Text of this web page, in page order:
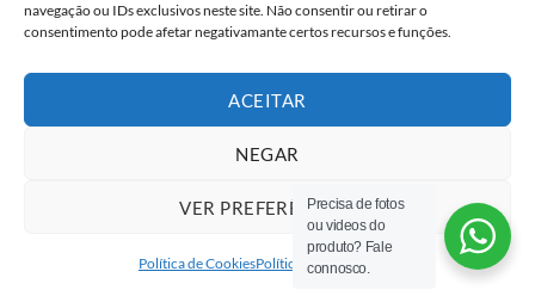
navegação ou IDs exclusivos neste site. Não consentir ou retirar o
consentimento pode afetar negativamante certos recursos e funções.
ACEITAR
NEGAR
VER PREFERÊNCIAS
Política de CookiesPolítica de privacidade
Precisa de fotos
ou videos do
produto? Fale
connosco.